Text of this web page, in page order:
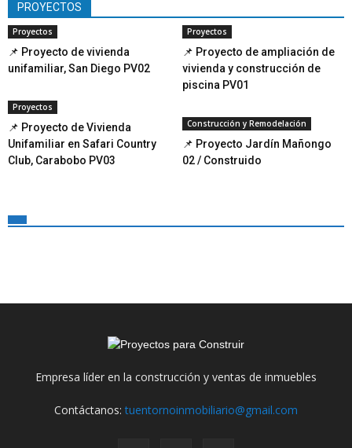
PROYECTOS
Proyectos
📌 Proyecto de vivienda
unifamiliar, San Diego PV02
Proyectos
📌 Proyecto de ampliación de
vivienda y construcción de
piscina PV01
Proyectos
📌 Proyecto de Vivienda
Unifamiliar en Safari Country
Club, Carabobo PV03
Construcción y Remodelación
📌 Proyecto Jardín Mañongo
02 / Construido
Empresa líder en la construcción y ventas de inmuebles
Contáctanos:tuentornoinmobiliario@gmail.com